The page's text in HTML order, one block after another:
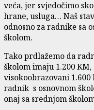
veća, jer svjedočimo
hrane, usluga… Naš
odnosno za radnike sa
školom.
Tako prdlažemo da
školom imaju 1.200
visokoobrazovani
radnik s osnovnom
onaj sa srednjom